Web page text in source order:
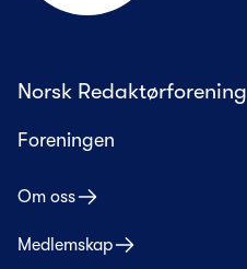
Norsk Redaktørforening
Foreningen
Om oss
Medlemskap